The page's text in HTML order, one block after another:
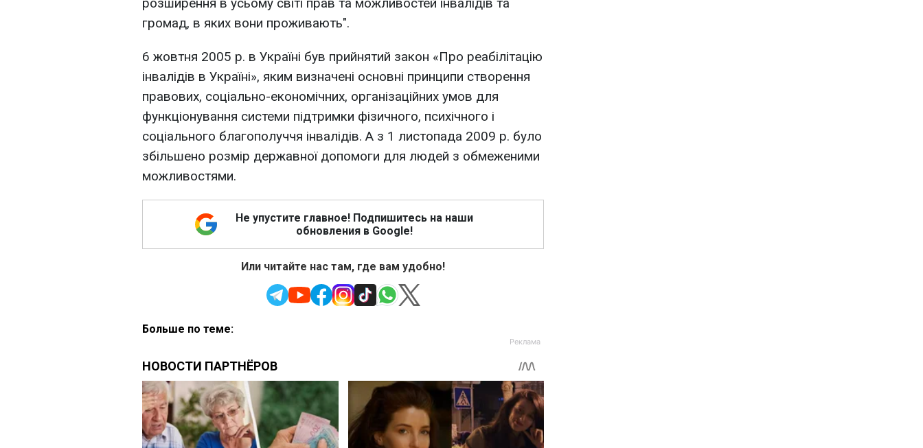
громад, в яких вони проживають".
6 жовтня 2005 р. в Україні був прийнятий закон «Про реабілітацію
інвалідів в Україні», яким визначені основні принципи створення
правових, соціально-економічних, організаційних умов для
функціонування системи підтримки фізичного, психічного і
соціального благополуччя інвалідів. А з 1 листопада 2009 р. було
збільшено розмір державної допомоги для людей з обмеженими
можливостями.
Не упустите главное! Подпишитесь на наши
обновления в Google!
Или читайте нас там, где вам удобно!
Больше по теме: